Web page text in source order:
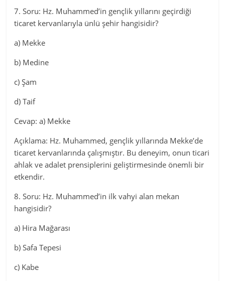
7. Soru: Hz. Muhammed’in gençlik yıllarını geçirdiği
ticaret kervanlarıyla ünlü şehir hangisidir?
a) Mekke
b) Medine
c) Şam
d) Taif
Cevap: a) Mekke
Açıklama: Hz. Muhammed, gençlik yıllarında Mekke’de
ticaret kervanlarında çalışmıştır. Bu deneyim, onun ticari
ahlak ve adalet prensiplerini geliştirmesinde önemli bir
etkendir.
8. Soru: Hz. Muhammed’in ilk vahyi alan mekan
hangisidir?
a) Hira Mağarası
b) Safa Tepesi
c) Kabe